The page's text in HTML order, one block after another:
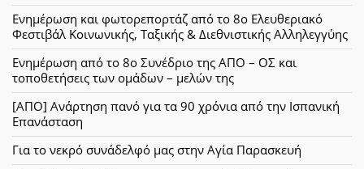
Ενημέρωση και φωτορεπορτάζ από το 8ο Ελευθεριακό
Φεστιβάλ Κοινωνικής, Ταξικής & Διεθνιστικής Αλληλεγγύης
Ενημέρωση από το 8ο Συνέδριο της ΑΠΟ – ΟΣ και
τοποθετήσεις των ομάδων – μελών της
[ΑΠΟ] Ανάρτηση πανό για τα 90 χρόνια από την Ισπανική
Επανάσταση
Για το νεκρό συνάδελφό μας στην Αγία Παρασκευή